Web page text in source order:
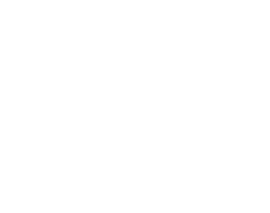
та цифровізація популяризації НКС під час війни»
МИ!